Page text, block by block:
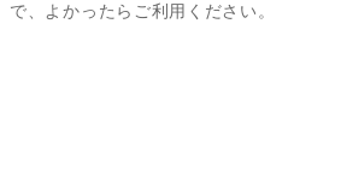
で、よかったらご利用ください。